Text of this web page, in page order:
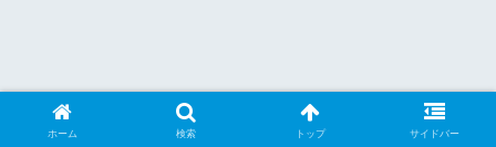
ホーム 検索 トップ サイドバー